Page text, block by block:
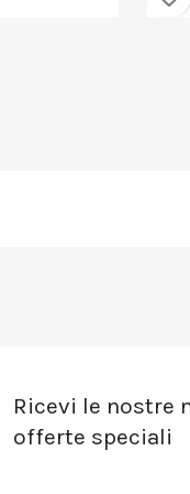
Ricevi le nostre
offerte speciali